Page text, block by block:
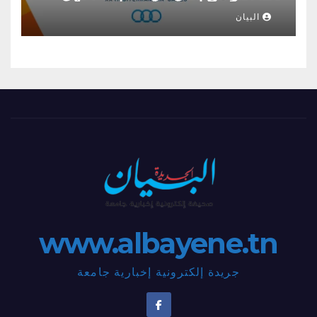
تكون الحصيلة ثقيلة من الذهب؟؟
البيان
www.albayene.tn
جريدة إلكترونية إخبارية جامعة